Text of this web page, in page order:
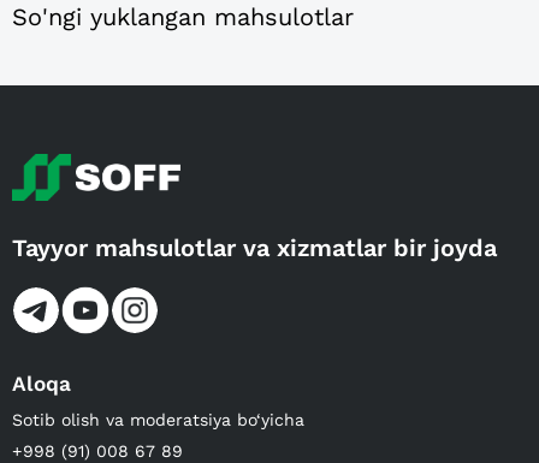
So'ngi yuklangan mahsulotlar
Tayyor mahsulotlar va xizmatlar bir joyda
Aloqa
Sotib olish va moderatsiya bo‘yicha
+998 (91) 008 67 89